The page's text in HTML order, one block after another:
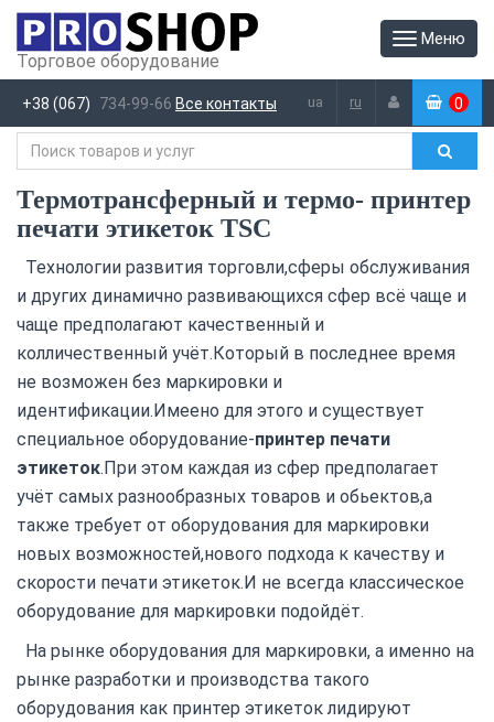
Меню
Торговое оборудование
+38 (067) 734-99-66 Все контакты ua ru (0 )
Термотрансферный и термо- принтер
печати этикеток TSC
Технологии развития торговли,сферы обслуживания
и других динамично развивающихся сфер всё чаще и
чаще предполагают качественный и
колличественный учёт.Который в последнее время
не возможен без маркировки и
идентификации.Имеено для этого и существует
специальное оборудование-принтер печати
этикеток.При этом каждая из сфер предполагает
учёт самых разнообразных товаров и обьектов,а
также требует от оборудования для маркировки
новых возможностей,нового подхода к качеству и
скорости печати этикеток.И не всегда классическое
оборудование для маркировки подойдёт.
На рынке оборудования для маркировки, а именно на
рынке разработки и производства такого
оборудования как принтер этикеток лидируют